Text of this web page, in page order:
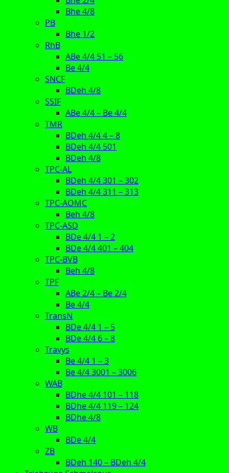
Bhe 4/8
PB
Bhe 1/2
RhB
ABe 4/4 51 – 56
Be 4/4
SNCF
BDeh 4/8
SSIF
ABe 4/4 – Be 4/4
TMR
BDeh 4/4 4 – 8
BDeh 4/4 501
BDeh 4/8
TPC-AL
BDeh 4/4 301 – 302
BDeh 4/4 311 – 313
TPC-AOMC
Beh 4/8
TPC-ASD
BDe 4/4 1 – 2
BDe 4/4 401 – 404
TPC-BVB
Beh 4/8
TPF
ABe 2/4 – Be 2/4
Be 4/4
TransN
BDe 4/4 1 – 5
BDe 4/4 6 – 8
Travys
Be 4/4 1 – 3
Be 4/4 3001 – 3006
WAB
BDhe 4/4 101 – 118
BDhe 4/4 119 – 124
BDhe 4/8
WB
BDe 4/4
ZB
BDeh 140 – BDeh 4/4